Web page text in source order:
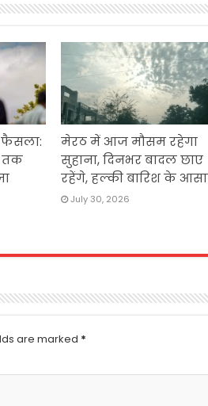
फैसला:
तक
मेरठ में आज मौसम रहेगा
सुहाना, दिनभर बादल छाए
रहेंगे, हल्की बारिश के
July 30, 2026
are marked *